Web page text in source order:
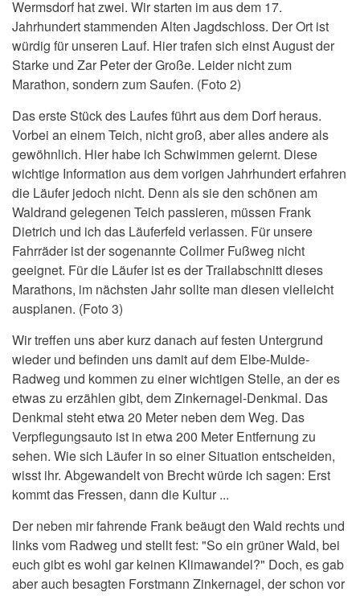
Wermsdorf hat zwei. Wir starten im aus dem 17.
Jahrhundert stammenden Alten Jagdschloss. Der Ort ist
würdig für unseren Lauf. Hier trafen sich einst August der
Starke und Zar Peter der Große. Leider nicht zum
Marathon, sondern zum Saufen. (Foto 2)
Das erste Stück des Laufes führt aus dem Dorf heraus.
Vorbei an einem Teich, nicht groß, aber alles andere als
gewöhnlich. Hier habe ich Schwimmen gelernt. Diese
wichtige Information aus dem vorigen Jahrhundert erfahren
die Läufer jedoch nicht. Denn als sie den schönen am
Waldrand gelegenen Teich passieren, müssen Frank
Dietrich und ich das Läuferfeld verlassen. Für unsere
Fahrräder ist der sogenannte Collmer Fußweg nicht
geeignet. Für die Läufer ist es der Trailabschnitt dieses
Marathons, im nächsten Jahr sollte man diesen vielleicht
ausplanen. (Foto 3)
Wir treffen uns aber kurz danach auf festen Untergrund
wieder und befinden uns damit auf dem Elbe-Mulde-
Radweg und kommen zu einer wichtigen Stelle, an der es
etwas zu erzählen gibt, dem Zinkernagel-Denkmal. Das
Denkmal steht etwa 20 Meter neben dem Weg. Das
Verpflegungsauto ist in etwa 200 Meter Entfernung zu
sehen. Wie sich Läufer in so einer Situation entscheiden,
wisst ihr. Abgewandelt von Brecht würde ich sagen: Erst
kommt das Fressen, dann die Kultur ...
Der neben mir fahrende Frank beäugt den Wald rechts und
links vom Radweg und stellt fest: "So ein grüner Wald, bei
euch gibt es wohl gar keinen Klimawandel?" Doch, es gab
aber auch besagten Forstmann Zinkernagel, der schon vor